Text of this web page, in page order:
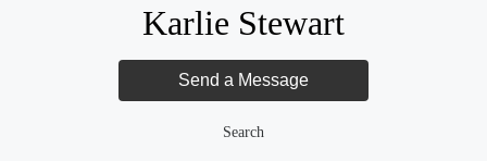
Karlie Stewart
Search